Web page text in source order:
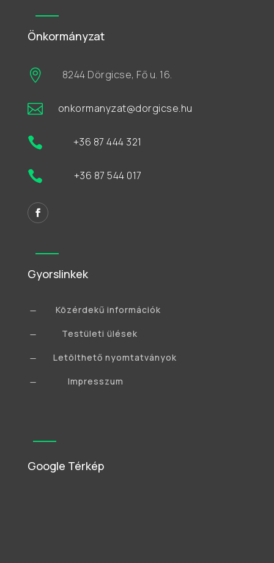
Önkormányzat
 8244 Dörgicse, Fő u. 16.
 onkormanyzat@dorgicse.hu
 +36 87 444 321
 +36 87 544 017
Gyorslinkek
K Közérdekű információk
K Testületi ülések
K Letölthető nyomtatványok
K Impresszum
Google Térkép